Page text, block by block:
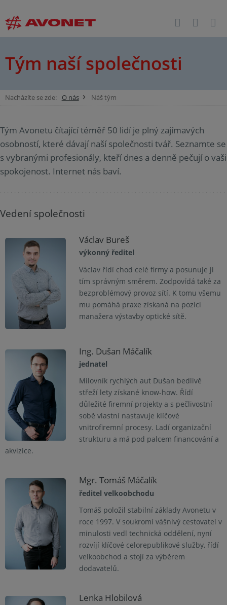
Tým naší společnosti
Nacházíte se zde: O nás Náš tým
Tým Avonetu čítající téměř 50 lidí je plný zajímavých
osobností, které dávají naší společnosti tvář. Seznamte se
s vybranými profesionály, kteří dnes a denně pečují o vaši
spokojenost. Internet nás baví.
Vedení společnosti
Václav Bureš
výkonný ředitel
Václav řídí chod celé firmy a posunuje ji
tím správným směrem. Zodpovídá také za
bezproblémový provoz sítí. K tomu všemu
mu pomáhá praxe získaná na pozici
manažera výstavby optické sítě.
Ing. Dušan Máčalík
jednatel
Milovník rychlých aut Dušan bedlivě
střeží lety získané know-how. Řídí
důležité firemní projekty a s pečlivostní
sobě vlastní nastavuje klíčové
vnitrofiremní procesy. Ladí organizační
strukturu a má pod palcem financování a
akvizice.
Mgr. Tomáš Máčalík
ředitel velkoobchodu
Tomáš položil stabilní základy Avonetu v
roce 1997. V soukromí vášnivý cestovatel v
minulosti vedl technická oddělení, nyní
rozvíjí klíčové celorepublikové služby, řídí
velkoobchod a stojí za výběrem
dodavatelů.
Lenka Hlobilová